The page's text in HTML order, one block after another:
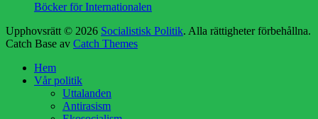
Böcker för Internationalen
Upphovsrätt © 2026 Socialistisk Politik. Alla rättigheter förbehållna.
Catch Base av Catch Themes
Hem
Vår politik
Uttalanden
Antirasism